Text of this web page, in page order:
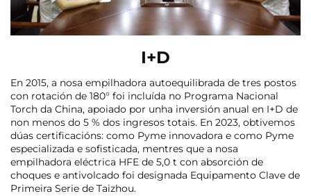
I+D
En 2015, a nosa empilhadora autoequilibrada de tres postos
con rotación de 180° foi incluída no Programa Nacional
Torch da China, apoiado por unha inversión anual en I+D de
non menos do 5 % dos ingresos totais. En 2023, obtivemos
dúas certificacións: como Pyme innovadora e como Pyme
especializada e sofisticada, mentres que a nosa
empilhadora eléctrica HFE de 5,0 t con absorción de
choques e antivolcado foi designada Equipamento Clave de
Primeira Serie de Taizhou.